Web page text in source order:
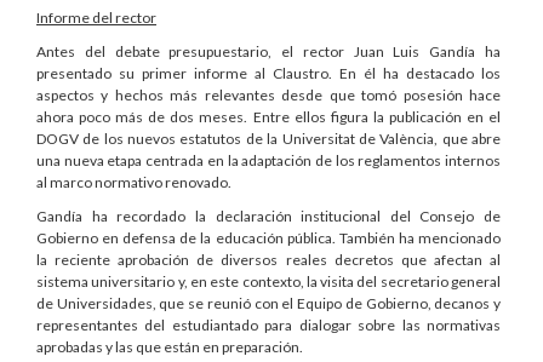
Informe del rector
Antes del debate presupuestario, el rector Juan Luis Gandía ha
presentado su primer informe al Claustro. En él ha destacado los
aspectos y hechos más relevantes desde que tomó posesión hace
ahora poco más de dos meses. Entre ellos figura la publicación en el
DOGV de los nuevos estatutos de la Universitat de València, que abre
una nueva etapa centrada en la adaptación de los reglamentos internos
al marco normativo renovado.
Gandía ha recordado la declaración institucional del Consejo de
Gobierno en defensa de la educación pública. También ha mencionado
la reciente aprobación de diversos reales decretos que afectan al
sistema universitario y, en este contexto, la visita del secretario general
de Universidades, que se reunió con el Equipo de Gobierno, decanos y
representantes del estudiantado para dialogar sobre las normativas
aprobadas y las que están en preparación.